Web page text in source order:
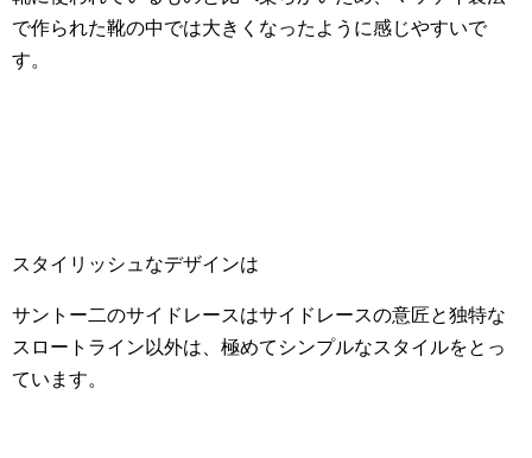
で作られた靴の中では大きくなったように感じやすいで
す。
スタイリッシュなデザインは
サントー二のサイドレースはサイドレースの意匠と独特な
スロートライン以外は、極めてシンプルなスタイルをとっ
ています。